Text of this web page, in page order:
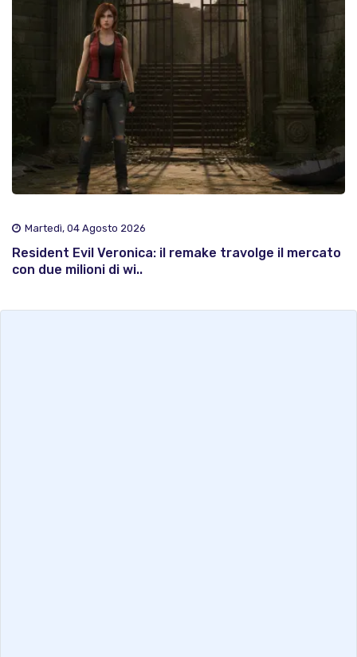
Martedì, 04 Agosto 2026
Resident Evil Veronica: il remake travolge il mercato
con due milioni di wi..